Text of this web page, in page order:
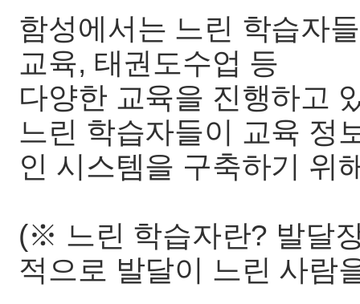
함성에서는 느린 학습자
교육, 태권도수업 등
다양한 교육을 진행하고
느린 학습자들이 교육 정
인 시스템을 구축하기 위
(※ 느린 학습자란? 발달
적으로 발달이 느린 사람